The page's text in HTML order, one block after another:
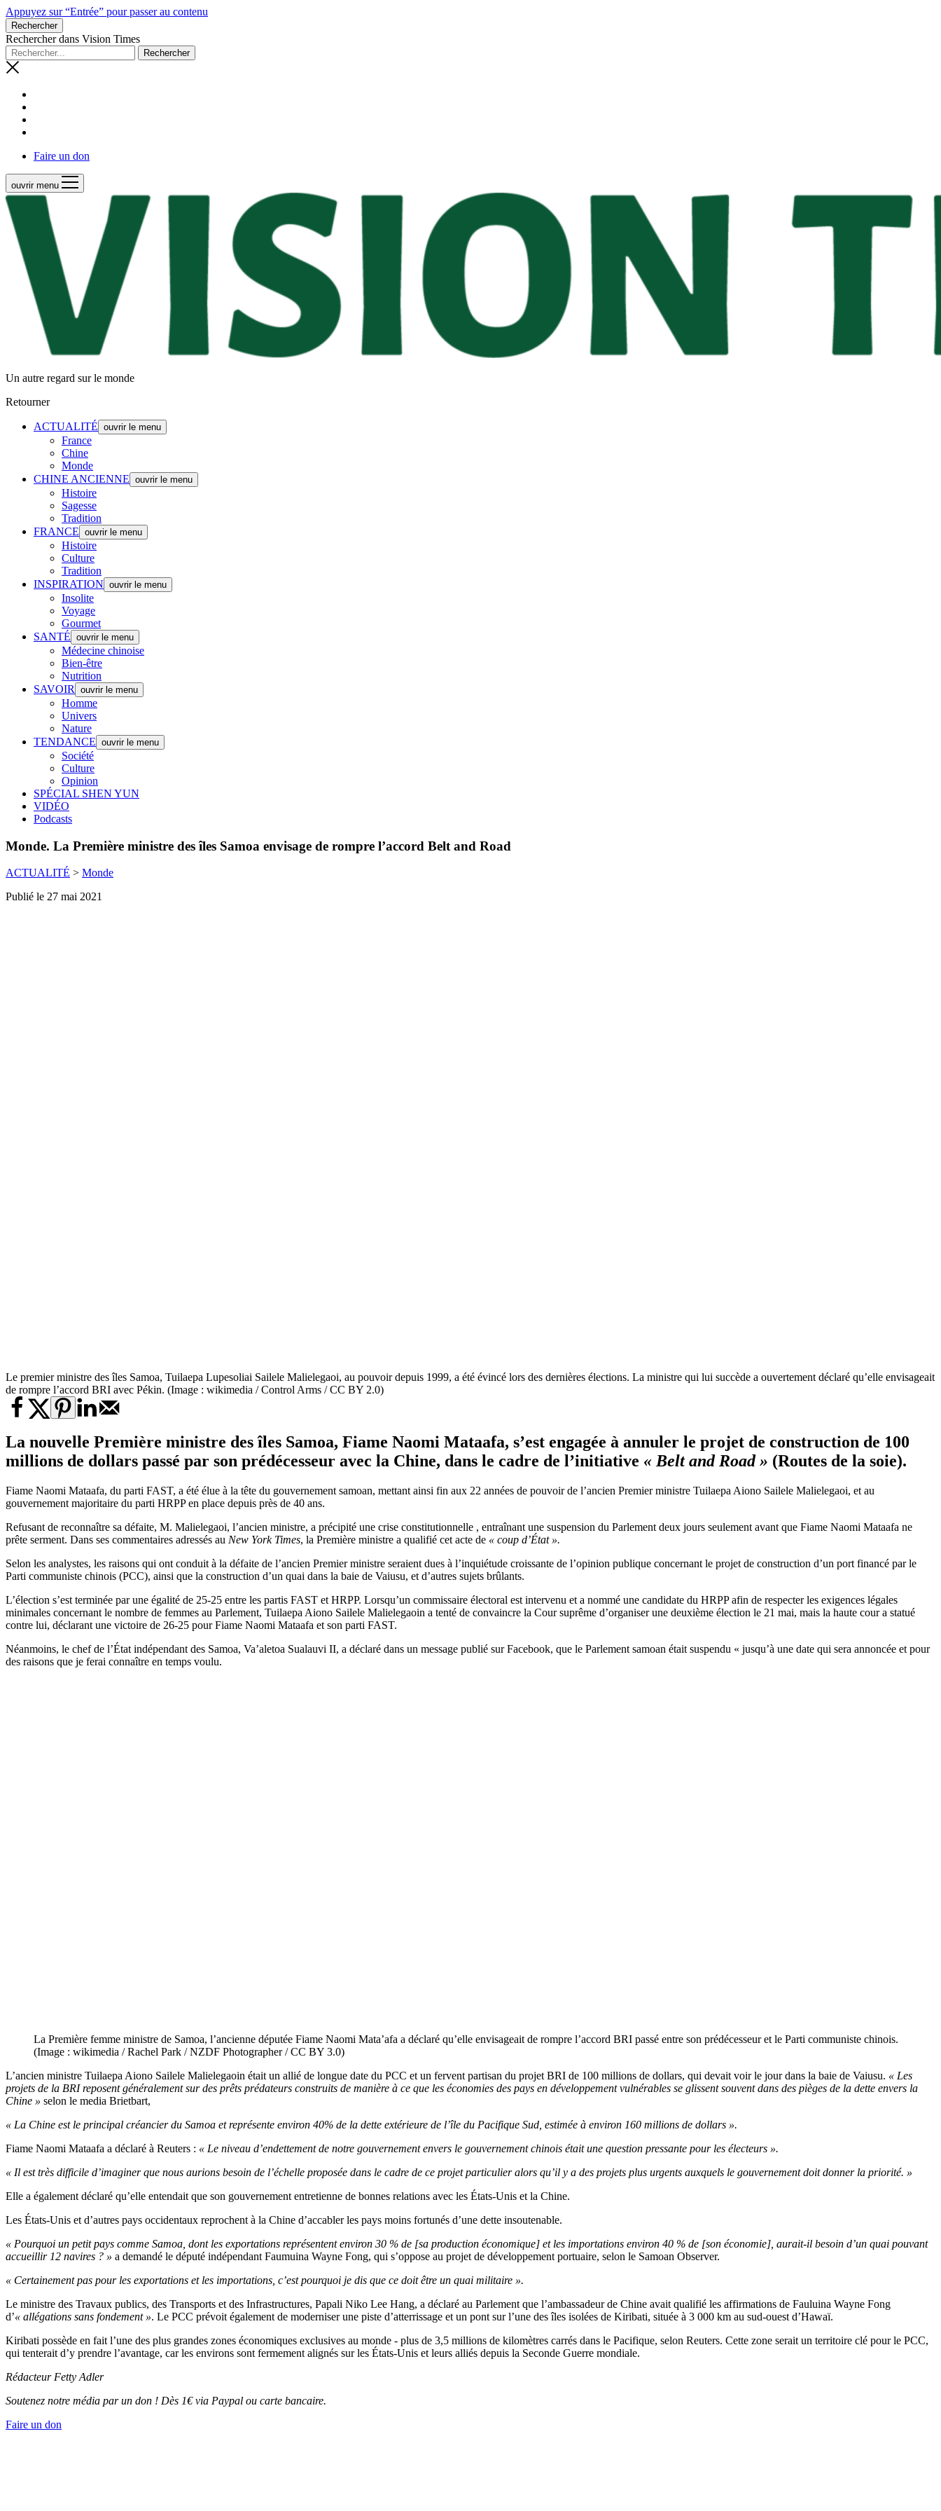
Appuyez sur “Entrée” pour passer au contenu
Rechercher
Rechercher dans Vision Times
Faire un don
ouvrir menu
Un autre regard sur le monde
Retourner
ACTUALITÉ ouvrir le menu
France
Chine
Monde
CHINE ANCIENNE ouvrir le menu
Histoire
Sagesse
Tradition
FRANCE ouvrir le menu
Histoire
Culture
Tradition
INSPIRATION ouvrir le menu
Insolite
Voyage
Gourmet
SANTÉ ouvrir le menu
Médecine chinoise
Bien-être
Nutrition
SAVOIR
ouvrir le menu
Homme
Univers
Nature
TENDANCE ouvrir le menu
Société
Culture
Opinion
SPÉCIAL SHEN YUN
VIDÉO
Podcasts
Monde. La Première ministre des îles Samoa envisage de rompre l’accord Belt and Road
ACTUALITÉ > Monde
Publié le 27 mai 2021
Le premier ministre des îles Samoa, Tuilaepa Lupesoliai Sailele Malielegaoi, au pouvoir depuis 1999, a été évincé lors des dernières élections. La ministre qui lui succède a ouvertement déclaré qu’elle envisageait
de rompre l’accord BRI avec Pékin. (Image : wikimedia / Control Arms / CC BY 2.0)
La nouvelle Première ministre des îles Samoa, Fiame Naomi Mataafa, s’est engagée à annuler le projet de construction de 100
millions de dollars passé par son prédécesseur avec la Chine, dans le cadre de l’initiative « Belt and Road » (Routes de la soie).
Fiame Naomi Mataafa, du parti FAST, a été élue à la tête du gouvernement samoan, mettant ainsi fin aux 22 années de pouvoir de l’ancien Premier ministre Tuilaepa Aiono Sailele Malielegaoi, et au
gouvernement majoritaire du parti HRPP en place depuis près de 40 ans.
Refusant de reconnaître sa défaite, M. Malielegaoi, l’ancien ministre, a précipité une crise constitutionnelle , entraînant une suspension du Parlement deux jours seulement avant que Fiame Naomi Mataafa ne
prête serment. Dans ses commentaires adressés au New York Times, la Première ministre a qualifié cet acte de « coup d’État ».
Selon les analystes, les raisons qui ont conduit à la défaite de l’ancien Premier ministre seraient dues à l’inquiétude croissante de l’opinion publique concernant le projet de construction d’un port financé par le
Parti communiste chinois (PCC), ainsi que la construction d’un quai dans la baie de Vaiusu, et d’autres sujets brûlants.
L’élection s’est terminée par une égalité de 25-25 entre les partis FAST et HRPP. Lorsqu’un commissaire électoral est intervenu et a nommé une candidate du HRPP afin de respecter les exigences légales
minimales concernant le nombre de femmes au Parlement, Tuilaepa Aiono Sailele Malielegaoin a tenté de convaincre la Cour suprême d’organiser une deuxième élection le 21 mai, mais la haute cour a statué
contre lui, déclarant une victoire de 26-25 pour Fiame Naomi Mataafa et son parti FAST.
Néanmoins, le chef de l’État indépendant des Samoa, Va’aletoa Sualauvi II, a déclaré dans un message publié sur Facebook, que le Parlement samoan était suspendu « jusqu’à une date qui sera annoncée et pour
des raisons que je ferai connaître en temps voulu.
La Première femme ministre de Samoa, l’ancienne députée Fiame Naomi Mata’afa a déclaré qu’elle envisageait de rompre l’accord BRI passé entre son prédécesseur et le Parti communiste chinois.
(Image : wikimedia / Rachel Park / NZDF Photographer / CC BY 3.0)
L’ancien ministre Tuilaepa Aiono Sailele Malielegaoin était un allié de longue date du PCC et un fervent partisan du projet BRI de 100 millions de dollars, qui devait voir le jour dans la baie de Vaiusu. « Les
projets de la BRI reposent généralement sur des prêts prédateurs construits de manière à ce que les économies des pays en développement vulnérables se glissent souvent dans des pièges de la dette envers la
Chine » selon le media Brietbart,
« La Chine est le principal créancier du Samoa et représente environ 40% de la dette extérieure de l’île du Pacifique Sud, estimée à environ 160 millions de dollars ».
Fiame Naomi Mataafa a déclaré à Reuters : « Le niveau d’endettement de notre gouvernement envers le gouvernement chinois était une question pressante pour les électeurs ».
« Il est très difficile d’imaginer que nous aurions besoin de l’échelle proposée dans le cadre de ce projet particulier alors qu’il y a des projets plus urgents auxquels le gouvernement doit donner la priorité. »
Elle a également déclaré qu’elle entendait que son gouvernement entretienne de bonnes relations avec les États-Unis et la Chine.
Les États-Unis et d’autres pays occidentaux reprochent à la Chine d’accabler les pays moins fortunés d’une dette insoutenable.
« Pourquoi un petit pays comme Samoa, dont les exportations représentent environ 30 % de [sa production économique] et les importations environ 40 % de [son économie], aurait-il besoin d’un quai pouvant
accueillir 12 navires ? » a demandé le député indépendant Faumuina Wayne Fong, qui s’oppose au projet de développement portuaire, selon le Samoan Observer.
« Certainement pas pour les exportations et les importations, c’est pourquoi je dis que ce doit être un quai militaire ».
Le ministre des Travaux publics, des Transports et des Infrastructures, Papali Niko Lee Hang, a déclaré au Parlement que l’ambassadeur de Chine avait qualifié les affirmations de Fauluina Wayne Fong
d’« allégations sans fondement ». Le PCC prévoit également de moderniser une piste d’atterrissage et un pont sur l’une des îles isolées de Kiribati, située à 3 000 km au sud-ouest d’Hawaï.
Kiribati possède en fait l’une des plus grandes zones économiques exclusives au monde - plus de 3,5 millions de kilomètres carrés dans le Pacifique, selon Reuters. Cette zone serait un territoire clé pour le PCC,
qui tenterait d’y prendre l’avantage, car les environs sont fermement alignés sur les États-Unis et leurs alliés depuis la Seconde Guerre mondiale.
Rédacteur Fetty Adler
Soutenez notre média par un don ! Dès 1€ via Paypal ou carte bancaire.
Faire un don